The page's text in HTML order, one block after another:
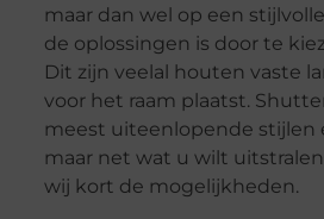
maar dan wel op een
de oplossingen is door te
Dit zijn veelal houten vaste
voor het raam plaatst.
meest uiteenlopende stijlen
maar net wat u wilt
wij kort de mogelijkheden.